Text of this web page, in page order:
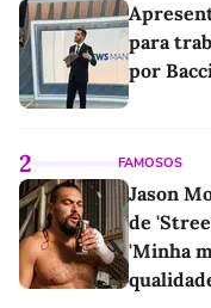
para
por
2 FAMOSOS
Jason
de
'Minha